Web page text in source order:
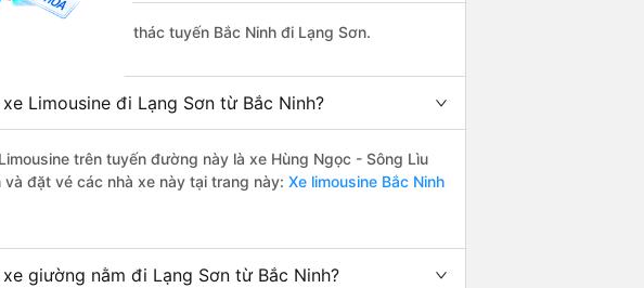
nằm đôi khai thác tuyến Bắc Ninh đi Lạng Sơn.
Limousine đi Lạng Sơn từ Bắc Ninh?
trên tuyến đường này là xe Hùng Ngọc - Sông Lìu
đặt vé các nhà xe này tại trang này: Xe limousine Bắc Ninh
giường nằm đi Lạng Sơn từ Bắc Ninh?